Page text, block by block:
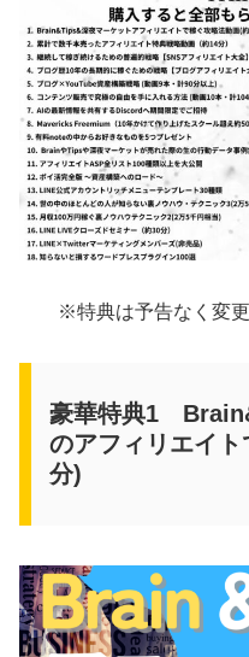
※特典は予告なく変
豪華特典1
のアフィリエイ
分)